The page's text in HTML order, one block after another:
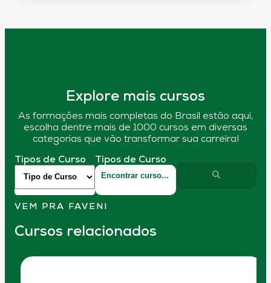
Explore mais cursos
As formações mais completas do Brasil estão aqui,
escolha dentre mais de 1000 cursos em diversas
categorias que vão transformar sua carreira!
Tipos de Curso Tipos de Curso
VEM PRA FAVENI
Cursos relacionados